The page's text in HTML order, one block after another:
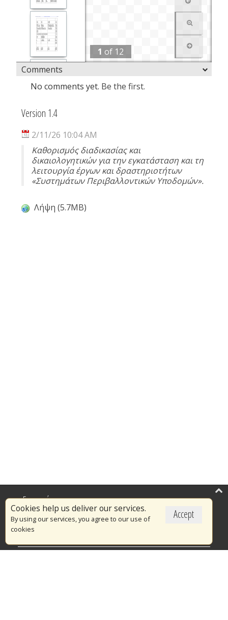
1 of 12
Comments
No comments yet. Be the first.
Version 1.4
2/11/26 10:04 AM
Καθορισμός διαδικασίας και
δικαιολογητικών για την εγκατάσταση και τη
λειτουργία έργων και δραστηριοτήτων
«Συστημάτων Περιβαλλοντικών Υποδομών».
Λήψη (5.7MB)
Accept
Cookies help us deliver our services.
By using our services, you agree to our use of
cookies
Επικαιρότητα
Το Πυροσβεστικό Σώμα